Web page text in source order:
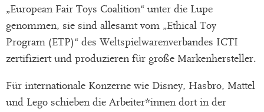
„European Fair Toys Coalition“ unter die Lupe
genommen, sie sind allesamt vom „Ethical Toy
Program (ETP)“ des Weltspielwarenverbandes ICTI
zertifiziert und produzieren für große Markenhersteller.
Für internationale Konzerne wie Disney, Hasbro, Mattel
und Lego schieben die Arbeiter*innen dort in der